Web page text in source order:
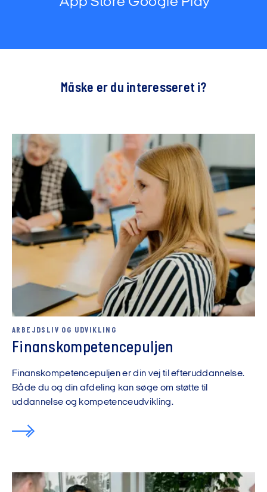
Måske er du interesseret i?
ARBEJDSLIV OG UDVIKLING
Finanskompetencepuljen
Finanskompetencepuljen er din vej til efteruddannelse.
Både du og din afdeling kan søge om støtte til
uddannelse og kompetenceudvikling.